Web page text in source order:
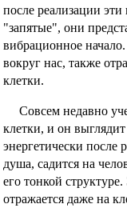
после реализации
"запятые", они
вибрационное
вокруг нас, также
клетки.
Совсем недавно
клетки, и он
энергетически после
душа, садится на
его тонкой
отражается даже на